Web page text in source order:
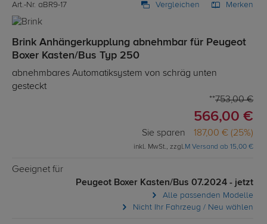
Art.-Nr. aBR9-17 Vergleichen Merken
Brink Anhängerkupplung abnehmbar für Peugeot
Boxer Kasten/Bus Typ 250
abnehmbares Automatiksystem von schräg unten
gesteckt
753,00 €
566,00 €
Sie sparen 187,00 € (25%)
inkl. MwSt., zzgl.M Versand ab 15,00 €
Geeignet für
Peugeot Boxer Kasten/Bus 07.2024 - jetzt
Alle passenden Modelle
Nicht Ihr Fahrzeug / Neu wählen